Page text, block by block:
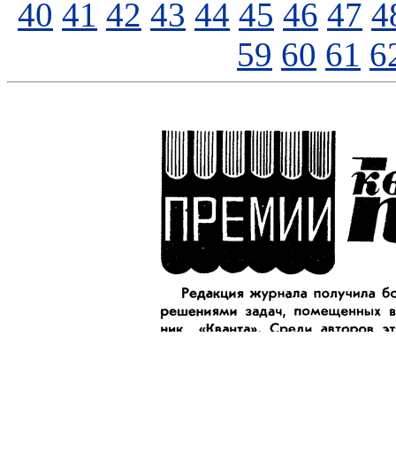
40 41 42 43 44 45 46 47
59 60 61